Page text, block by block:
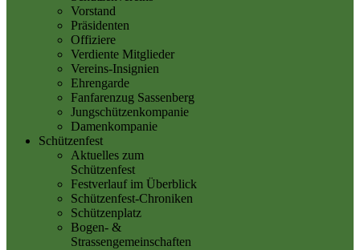
Vorstand
Präsidenten
Offiziere
Verdiente Mitglieder
Vereins-Insignien
Ehrengarde
Fanfarenzug Sassenberg
Jungschützenkompanie
Damenkompanie
Schützenfest
Aktuelles zum
Schützenfest
Festverlauf im Überblick
Schützenfest-Chroniken
Schützenplatz
Bogen- &
Strassengemeinschaften